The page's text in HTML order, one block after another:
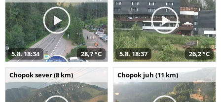
5.8. 18:34 28,7 °C 5.8. 18:37 26,2 °C
Chopok sever (8 km) Chopok juh (11 km)